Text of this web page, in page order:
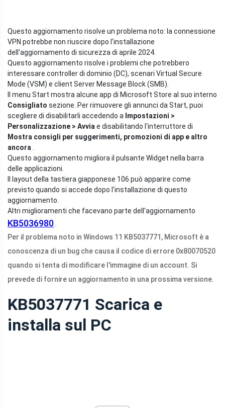
Questo aggiornamento risolve un problema noto: la connessione
VPN potrebbe non riuscire dopo l'installazione
dell'aggiornamento di sicurezza di aprile 2024.
Questo aggiornamento risolve i problemi che potrebbero
interessare controller di dominio (DC), scenari Virtual Secure
Mode (VSM) e client Server Message Block (SMB).
Il menu Start mostra alcune app di Microsoft Store al suo interno
Consigliato sezione. Per rimuovere gli annunci da Start, puoi
scegliere di disabilitarli accedendo a Impostazioni >
Personalizzazione > Avvia e disabilitando l'interruttore di
Mostra consigli per suggerimenti, promozioni di app e altro
ancora
Questo aggiornamento migliora il pulsante Widget nella barra
delle applicazioni.
Il layout della tastiera giapponese 106 può apparire come
previsto quando si accede dopo l'installazione di questo
aggiornamento.
Altri miglioramenti che facevano parte dell'aggiornamento
KB5036980
Per il problema noto in Windows 11 KB5037771, Microsoft è a
conoscenza di un bug che causa il codice di errore 0x80070520
quando si tenta di modificare l'immagine di un account. Si
prevede di fornire un aggiornamento in una prossima versione.
KB5037771 Scarica e
installa sul PC